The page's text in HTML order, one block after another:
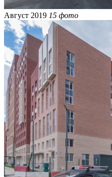
Август 2019 15 фото